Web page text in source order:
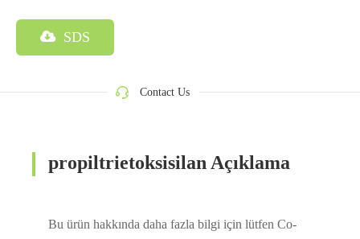
SDS
Contact Us
propiltrietoksisilan Açıklama
Bu ürün hakkında daha fazla bilgi için lütfen Co-